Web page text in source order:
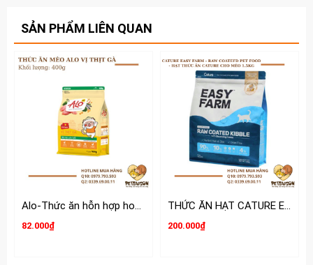
SẢN PHẨM LIÊN QUAN
Alo-Thức ăn hỗn hợp hoàn chỉnh và cân bằng dinh dưỡng cho Mèo
82.000₫
THỨC ĂN HẠT CATURE EASY FARM CHO MÈO 1.5KG
200.000₫